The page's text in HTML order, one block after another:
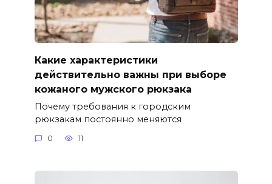
Какие характеристики
действительно важны при выборе
кожаного мужского рюкзака
Почему требования к городским
рюкзакам постоянно меняются
0 11